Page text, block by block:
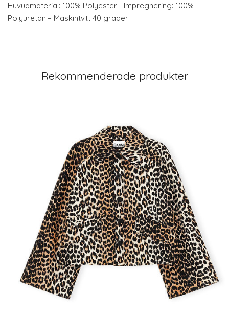
Huvudmaterial: 100% Polyester.– Impregnering: 100%
Polyuretan.– Maskintvtt 40 grader.
Rekommenderade produkter